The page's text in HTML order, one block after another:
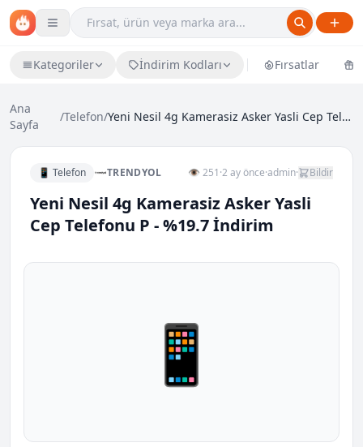
Kategoriler İndirim Kodları Fırsatlar
Ana
Sayfa
/Telefon/ Yeni Nesil 4g Kamerasiz Asker Yasli Cep Telefonu P...
📱 Telefon TRENDYOL 👁 251·2 ay önce·admin· Bildir
Yeni Nesil 4g Kamerasiz Asker Yasli
Cep Telefonu P - %19.7 İndirim
📱